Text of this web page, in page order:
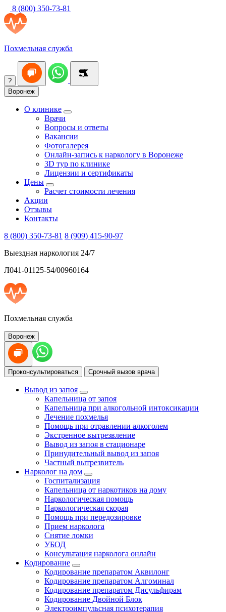
8 (800) 350-73-81
Похмельная служба
?
Воронеж
О клинике
Врачи
Вопросы и ответы
Вакансии
Фотогалерея
Онлайн-запись к наркологу в Воронеже
3D тур по клинике
Лицензии и сертификаты
Цены
Расчет стоимости лечения
Акции
Отзывы
Контакты
8 (800) 350-73-81 8 (909) 415-90-97
Выездная наркология 24/7
Л041-01125-54/00960164
Похмельная служба
Воронеж
Проконсультироваться Срочный вызов врача
Вывод из запоя
Капельница от запоя
Капельница при алкогольной интоксикации
Лечение похмелья
Помощь при отравлении алкоголем
Экстренное вытрезвление
Вывод из запоя в стационаре
Принудительный вывод из запоя
Частный вытрезвитель
Нарколог на дом
Госпитализация
Капельница от наркотиков на дому
Наркологическая помощь
Наркологическая скорая
Помощь при передозировке
Прием нарколога
Снятие ломки
УБОД
Консультация нарколога онлайн
Кодирование
Кодирование препаратом Аквилонг
Кодирование препаратом Алгоминал
Кодирование препаратом Дисульфирам
Кодирование Двойной Блок
Электроимпульсная психотерапия